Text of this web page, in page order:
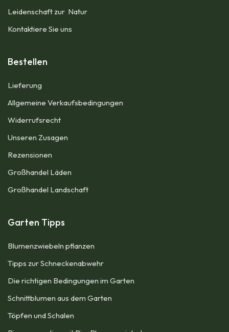
Leidenschaft zur Natur
Kontaktiere Sie uns
Bestellen
Lieferung
Allgemeine Verkaufsbedingungen​
Widerrufsrecht
Unseren Zusagen
Rezensionen​
Großhandel Läden
Großhandel Landschaft
Garten Tipps
Blumenzwiebeln pflanzen
Tipps zur Schneckenabwehr
Die richtigen Bedingungen im Garten
Schnittblumen aus dem Garten
Töpfen und Schalen